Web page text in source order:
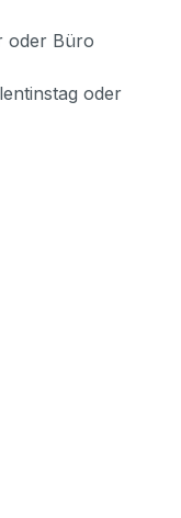
oder Büro
oder